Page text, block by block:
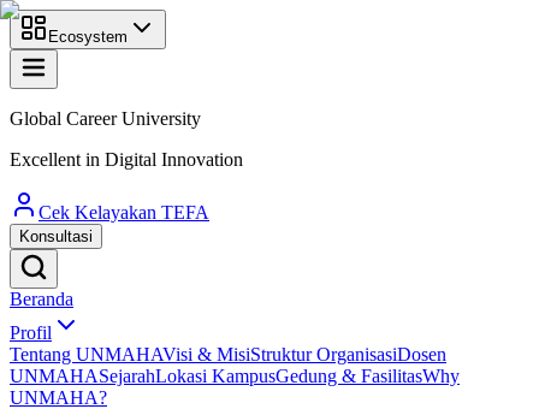
Ecosystem
Global Career University
Excellent in Digital Innovation
Cek Kelayakan TEFA
Konsultasi
Beranda
Profil
Tentang UNMAHAVisi & MisiStruktur OrganisasiDosen
UNMAHASejarahLokasi KampusGedung & FasilitasWhy
UNMAHA?